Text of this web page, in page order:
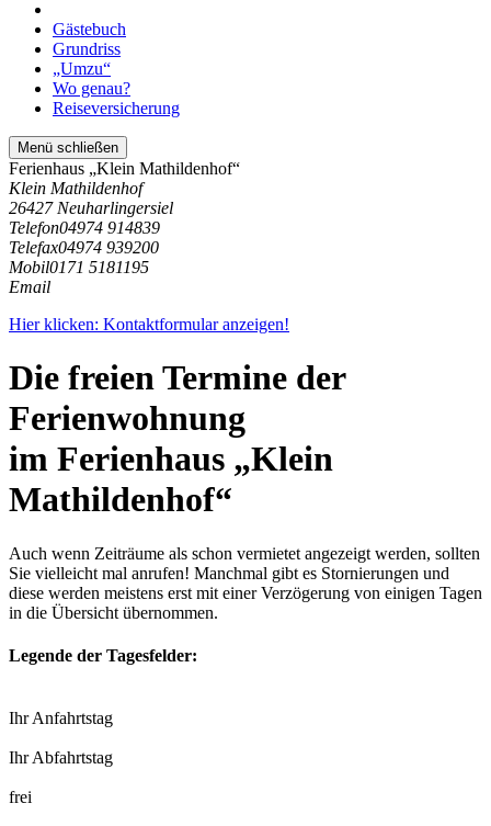
Gästebuch
Grundriss
„Umzu“
Wo genau?
Reiseversicherung
Menü schließen
Ferienhaus „Klein Mathildenhof“
Klein Mathildenhof
26427 Neuharlingersiel
Telefon04974 914839
Telefax04974 939200
Mobil0171 5181195
Email
Hier klicken: Kontaktformular anzeigen!
Die freien Termine der
Ferienwohnung
im Ferienhaus „Klein
Mathildenhof“
Auch wenn Zeiträume als schon vermietet angezeigt werden, sollten
Sie vielleicht mal anrufen! Manchmal gibt es Stornierungen und
diese werden meistens erst mit einer Verzögerung von einigen Tagen
in die Übersicht übernommen.
Legende der Tagesfelder:
Ihr Anfahrtstag
Ihr Abfahrtstag
frei